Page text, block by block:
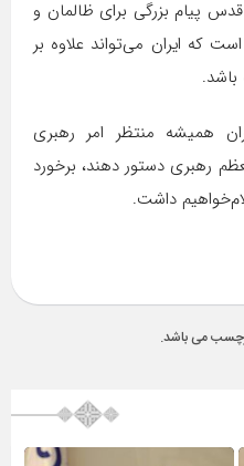
پیام بزرگی برای ظالمان و
که ایران می‌تواند علاوه بر
همیشه منتظر امر رهبری
رهبری دستور دهند، برخورد
داشت.
می باشد.